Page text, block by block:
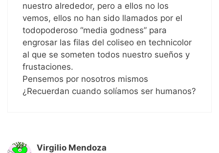
nuestro alrededor, pero a ellos no los
vemos, ellos no han sido llamados por el
todopoderoso “media godness” para
engrosar las filas del coliseo en technicolor
al que se someten todos nuestro sueños y
frustaciones.
Pensemos por nosotros mismos
¿Recuerdan cuando solíamos ser humanos?
Virgilio Mendoza